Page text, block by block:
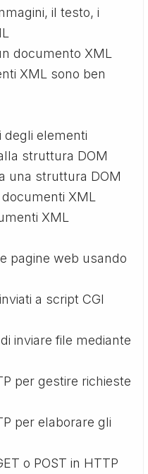
il testo, i
documento XML
XML sono ben
degli elementi
struttura DOM
una struttura DOM
XML
XML
pagine web usando
a script CGI
inviare file mediante
per gestire richieste
per elaborare gli
o POST in HTTP